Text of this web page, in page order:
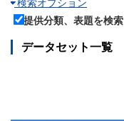
検索オプション
提供分類、表題を検索
データセット一覧